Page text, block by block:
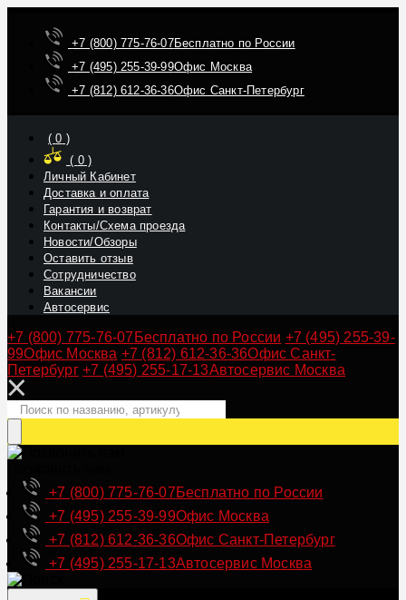
+7 (800) 775-76-07Бесплатно по России
+7 (495) 255-39-99Офис Москва
+7 (812) 612-36-36Офис Санкт-Петербург
(0 )
( 0)
Личный Кабинет
Доставка и оплата
Гарантия и возврат
Контакты/Схема проезда
Новости/Обзоры
Оставить отзыв
Сотрудничество
Вакансии
Автосервис
+7 (800) 775-76-07 Бесплатно по России +7 (495) 255-39-
99Офис Москва +7 (812) 612-36-36Офис Санкт-
Петербург +7 (495) 255-17-13Автосервис Москва
+7 (800) 775-76-07Бесплатно по России
+7 (495) 255-39-99Офис Москва
+7 (812) 612-36-36Офис Санкт-Петербург
+7 (495) 255-17-13Автосервис Москва